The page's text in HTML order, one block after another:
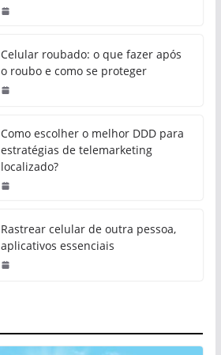
Celular roubado: o que fazer após
o roubo e como se proteger
Como escolher o melhor DDD para
estratégias de telemarketing
localizado?
Rastrear celular de outra pessoa,
aplicativos essenciais